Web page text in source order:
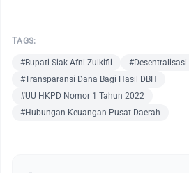
TAGS:
#Bupati Siak Afni Zulkifli
#Desentralisasi
#Transparansi Dana Bagi Hasil DBH
#UU HKPD Nomor 1 Tahun 2022
#Hubungan Keuangan Pusat Daerah